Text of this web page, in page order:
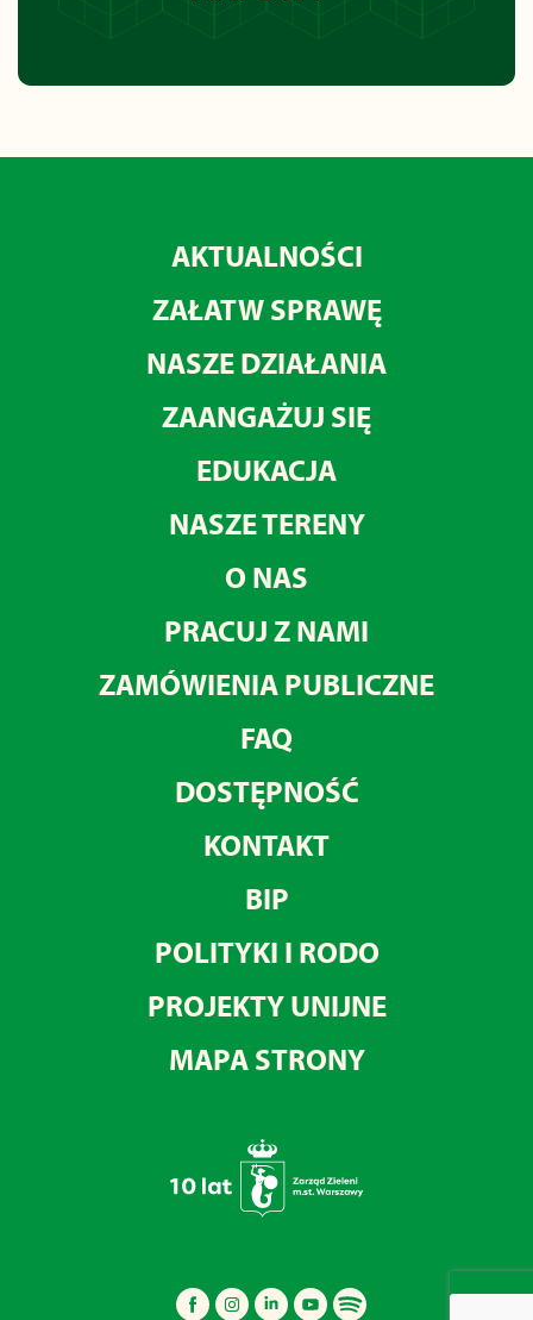
AKTUALNOŚCI
ZAŁATW SPRAWĘ
NASZE DZIAŁANIA
ZAANGAŻUJ SIĘ
EDUKACJA
NASZE TERENY
O NAS
PRACUJ Z NAMI
ZAMÓWIENIA PUBLICZNE
FAQ
DOSTĘPNOŚĆ
KONTAKT
BIP
POLITYKI I RODO
PROJEKTY UNIJNE
MAPA STRONY